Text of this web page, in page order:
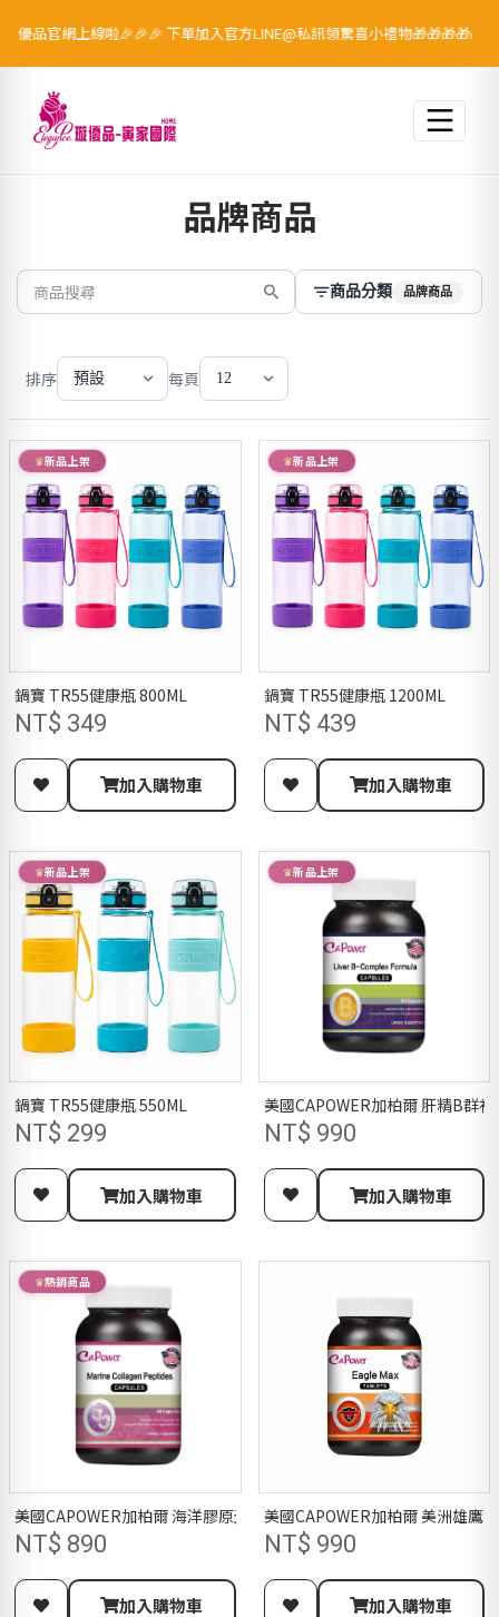
優品官網上線啦🎉🎉🎉 下單加入官方LINE@私訊領驚喜小禮物🎁🎁🎁🎁🎁！
品牌商品
商品分類 品牌商品
排序 預設 每頁 12
新品上架
鍋寶 TR55健康瓶 800ML
NT$ 349
加入購物車
新品上架
鍋寶 TR55健康瓶 1200ML
NT$ 439
加入購物車
新品上架
鍋寶 TR55健康瓶 550ML
NT$ 299
加入購物車
新品上架
美國CAPOWER加柏爾 肝精B群
NT$ 990
加入購物車
熱銷商品
美國CAPOWER加柏爾 海洋膠原蛋白胜肽膠囊
NT$ 890
加入購物車
美國CAPOWER加柏爾 美洲雄鷹錠
NT$ 990
加入購物車